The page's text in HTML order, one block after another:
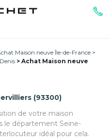
Maison neuve Île-de-France
Achat Maison neuve
(93300)
de votre maison
le département Seine-
idéal pour cela.